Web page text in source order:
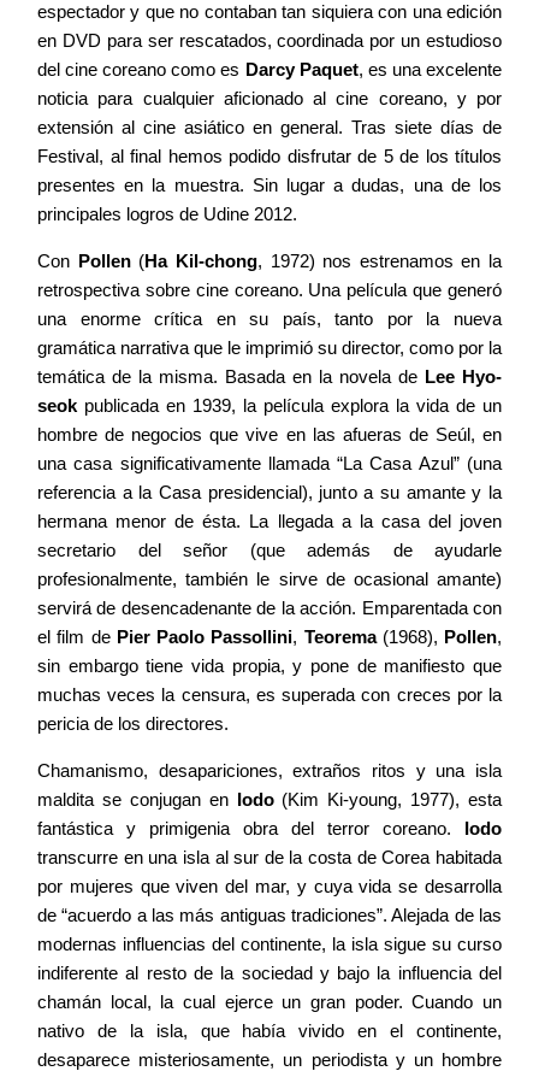
espectador y que no contaban tan siquiera con una edición
en DVD para ser rescatados, coordinada por un estudioso
del cine coreano como es Darcy Paquet, es una excelente
noticia para cualquier aficionado al cine coreano, y por
extensión al cine asiático en general. Tras siete días de
Festival, al final hemos podido disfrutar de 5 de los títulos
presentes en la muestra. Sin lugar a dudas, una de los
principales logros de Udine 2012.
Con Pollen(Ha Kil-chong, 1972) nos estrenamos en la
retrospectiva sobre cine coreano. Una película que generó
una enorme crítica en su país, tanto por la nueva
gramática narrativa que le imprimió su director, como por la
temática de la misma. Basada en la novela de Lee Hyo-
seok publicada en 1939, la película explora la vida de un
hombre de negocios que vive en las afueras de Seúl, en
una casa significativamente llamada “La Casa Azul” (una
referencia a la Casa presidencial), junto a su amante y la
hermana menor de ésta. La llegada a la casa del joven
secretario del señor (que además de ayudarle
profesionalmente, también le sirve de ocasional amante)
servirá de desencadenante de la acción. Emparentada con
el film de Pier Paolo Passollini, Teorema(1968), Pollen,
sin embargo tiene vida propia, y pone de manifiesto que
muchas veces la censura, es superada con creces por la
pericia de los directores.
Chamanismo, desapariciones, extraños ritos y una isla
maldita se conjugan en Iodo(Kim Ki-young, 1977), esta
fantástica y primigenia obra del terror coreano. Iodo
transcurre en una isla al sur de la costa de Corea habitada
por mujeres que viven del mar, y cuya vida se desarrolla
de “acuerdo a las más antiguas tradiciones”. Alejada de las
modernas influencias del continente, la isla sigue su curso
indiferente al resto de la sociedad y bajo la influencia del
chamán local, la cual ejerce un gran poder. Cuando un
nativo de la isla, que había vivido en el continente,
desaparece misteriosamente, un periodista y un hombre